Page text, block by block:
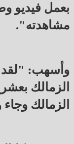
بعمل فيديو
مشاهدته".
وأسهب: "لقد
الزمالك
الزمالك وجاء